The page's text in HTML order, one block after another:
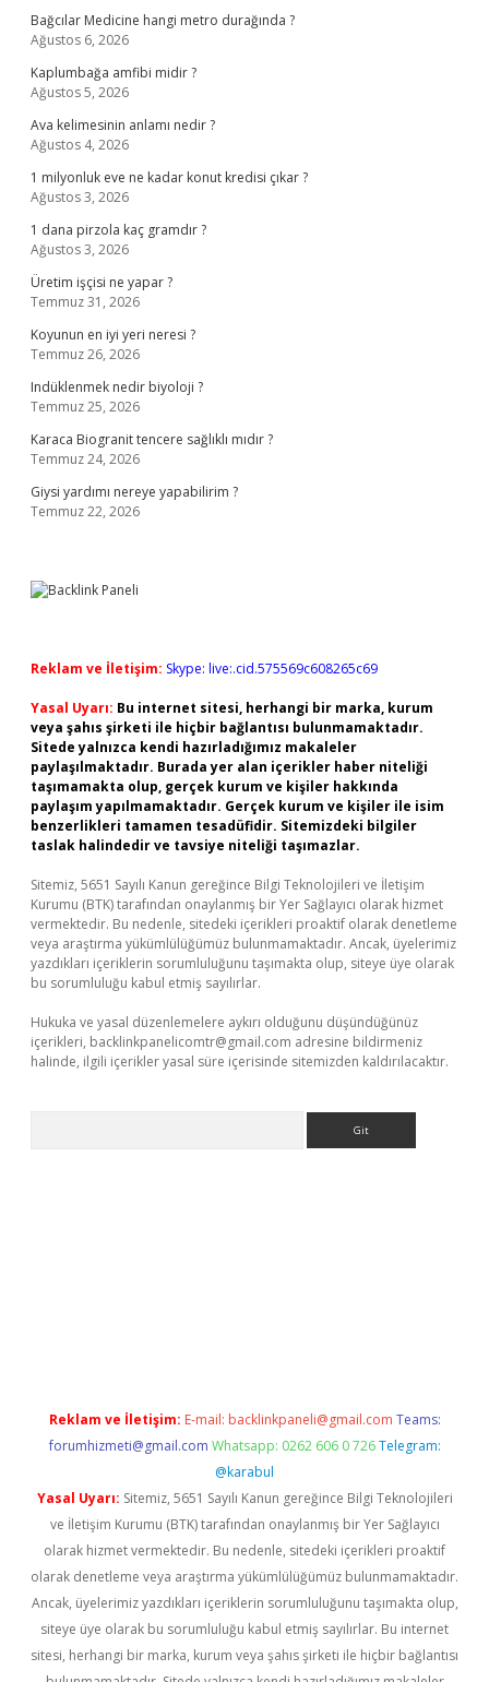
Bağcılar Medicine hangi metro durağında ?
Ağustos 6, 2026
Kaplumbağa amfibi midir ?
Ağustos 5, 2026
Ava kelimesinin anlamı nedir ?
Ağustos 4, 2026
1 milyonluk eve ne kadar konut kredisi çıkar ?
Ağustos 3, 2026
1 dana pirzola kaç gramdır ?
Ağustos 3, 2026
Üretim işçisi ne yapar ?
Temmuz 31, 2026
Koyunun en iyi yeri neresi ?
Temmuz 26, 2026
Indüklenmek nedir biyoloji ?
Temmuz 25, 2026
Karaca Biogranit tencere sağlıklı mıdır ?
Temmuz 24, 2026
Giysi yardımı nereye yapabilirim ?
Temmuz 22, 2026
Reklam ve İletişim: Skype: live:.cid.575569c608265c69
Yasal Uyarı: Bu internet sitesi, herhangi bir marka, kurum
veya şahıs şirketi ile hiçbir bağlantısı bulunmamaktadır.
Sitede yalnızca kendi hazırladığımız makaleler
paylaşılmaktadır. Burada yer alan içerikler haber niteliği
taşımamakta olup, gerçek kurum ve kişiler hakkında
paylaşım yapılmamaktadır. Gerçek kurum ve kişiler ile isim
benzerlikleri tamamen tesadüfidir. Sitemizdeki bilgiler
taslak halindedir ve tavsiye niteliği taşımazlar.
Sitemiz, 5651 Sayılı Kanun gereğince Bilgi Teknolojileri ve İletişim
Kurumu (BTK) tarafından onaylanmış bir Yer Sağlayıcı olarak hizmet
vermektedir. Bu nedenle, sitedeki içerikleri proaktif olarak denetleme
veya araştırma yükümlülüğümüz bulunmamaktadır. Ancak, üyelerimiz
yazdıkları içeriklerin sorumluluğunu taşımakta olup, siteye üye olarak
bu sorumluluğu kabul etmiş sayılırlar.
Hukuka ve yasal düzenlemelere aykırı olduğunu düşündüğünüz
içerikleri, backlinkpanelicomtr@gmail.com adresine bildirmeniz
halinde, ilgili içerikler yasal süre içerisinde sitemizden kaldırılacaktır.
Reklam ve İletişim: E-mail: backlinkpaneli@gmail.com Teams:
forumhizmeti@gmail.com Whatsapp: 0262 606 0 726 Telegram:
@karabul
Yasal Uyarı: Sitemiz, 5651 Sayılı Kanun gereğince Bilgi Teknolojileri
ve İletişim Kurumu (BTK) tarafından onaylanmış bir Yer Sağlayıcı
olarak hizmet vermektedir. Bu nedenle, sitedeki içerikleri proaktif
olarak denetleme veya araştırma yükümlülüğümüz bulunmamaktadır.
Ancak, üyelerimiz yazdıkları içeriklerin sorumluluğunu taşımakta olup,
siteye üye olarak bu sorumluluğu kabul etmiş sayılırlar. Bu internet
sitesi, herhangi bir marka, kurum veya şahıs şirketi ile hiçbir bağlantısı